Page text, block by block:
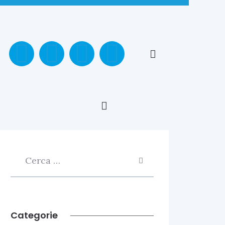
Categorie